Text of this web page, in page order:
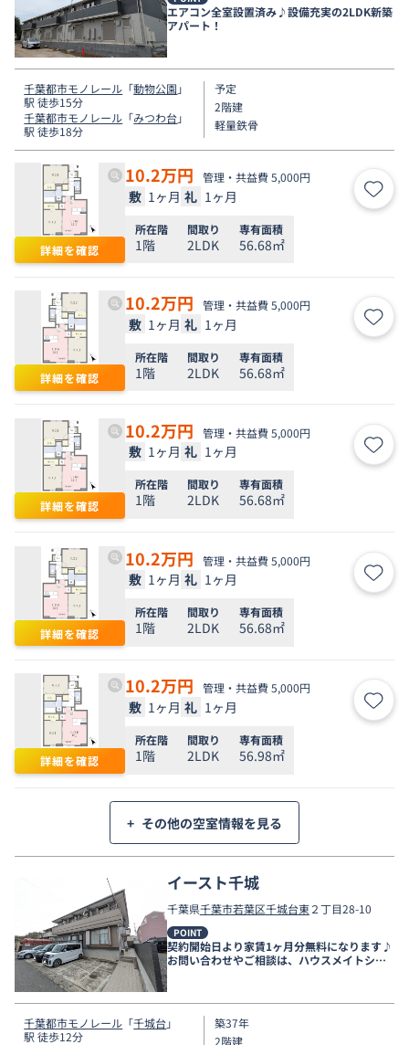
エアコン全室設置済み♪設備充実の2LDK新築
アパート！
千葉都市モノレール 「動物公園 」
駅 徒歩15分
千葉都市モノレール 「みつわ台」
駅 徒歩18分
予定
2階建
軽量鉄骨
詳細を確認
10.2万円 管理・共益費 5,000円
敷 1ヶ月 礼 1ヶ月 お気
所在階
1階
間取り
2LDK
専有面積
56.68㎡
詳細を確認
10.2万円 管理・共益費 5,000円
敷 1ヶ月 礼 1ヶ月 お気
所在階
1階
間取り
2LDK
専有面積
56.68㎡
詳細を確認
10.2万円 管理・共益費 5,000円
敷 1ヶ月 礼 1ヶ月 お気
所在階
1階
間取り
2LDK
専有面積
56.68㎡
詳細を確認
10.2万円 管理・共益費 5,000円
敷 1ヶ月 礼 1ヶ月 お気
所在階
1階
間取り
2LDK
専有面積
56.68㎡
詳細を確認
10.2万円 管理・共益費 5,000円
敷 1ヶ月 礼 1ヶ月 お気
所在階
1階
間取り
2LDK
専有面積
56.98㎡
+ その他の空室情報を見る
イースト千城
千葉県千葉市若葉区千城台東２丁目28-10
POINT
契約開始日より家賃1ヶ月分無料になります♪
お問い合わせやご相談は、ハウスメイトショ
ップ千葉店まで。
千葉都市モノレール 「千城台」
駅 徒歩12分
築37年
2階建